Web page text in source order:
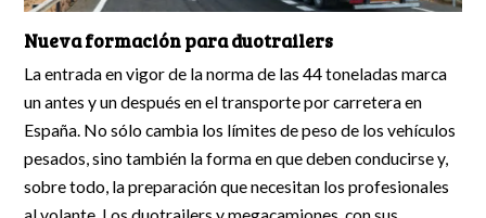
Nueva formación para duotrailers
La entrada en vigor de la norma de las 44 toneladas marca
un antes y un después en el transporte por carretera en
España. No sólo cambia los límites de peso de los vehículos
pesados, sino también la forma en que deben conducirse y,
sobre todo, la preparación que necesitan los profesionales